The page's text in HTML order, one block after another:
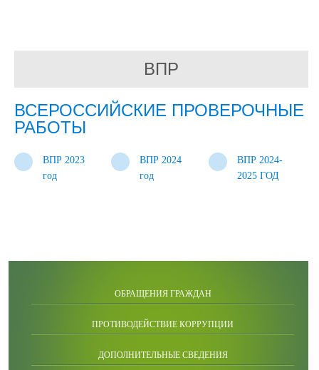
ВПР
ВСЕРОССИЙСКИЕ ПРОВЕРОЧНЫЕ
РАБОТЫ
ВПР 2023
год
ВПР 2024
год
ВПР 2024-
2025 ГОД
ОБРАЩЕНИЯ ГРАЖДАН
ПРОТИВОДЕЙСТВИЕ КОРРУПЦИИ
ДОПОЛНИТЕЛЬНЫЕ СВЕДЕНИЯ